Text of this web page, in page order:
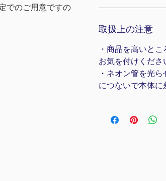
でのご用意ですの
取扱上の注意
・商品を高いと
お気を付けくださ
・ネオン管を光
につないで本体